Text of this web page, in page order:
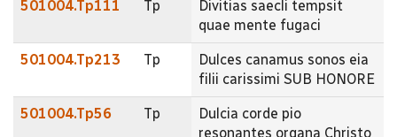
501004.Tp111 Tp
Divitias saecli tempsit
quae mente fugaci
501004.Tp213 Tp
Dulces canamus sonos eia
filii carissimi SUB HONORE
501004.Tp56 Tp
Dulcia corde pio
resonantes organa Christo